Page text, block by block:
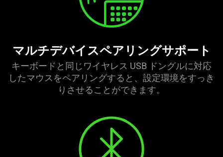
マルチデバイスペアリングサポート
キーボードと同じワイヤレス USB ドングルに対応
したマウスをペアリングすると、設定環境をすっき
りさせることができます。